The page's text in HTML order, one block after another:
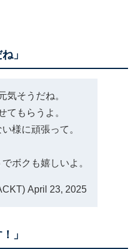
」
気そうだね。
てもらうよ。
様に頑張って。
ボクも嬉しいよ。
April 23, 2025
」